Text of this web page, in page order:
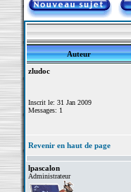
Auteur
zludoc
Inscrit le: 31 Jan 2009
Messages: 1
Revenir en haut de page
lpascalon
Administrateur